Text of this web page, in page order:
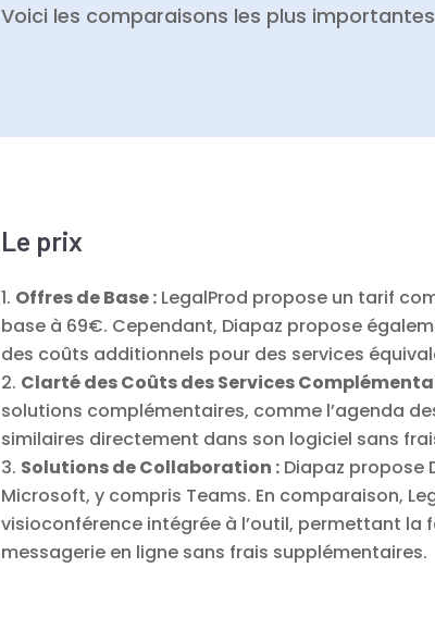
Voici les comparaisons les plus
Le prix
Offres de Base : LegalProd propose un tarif
base à 69€. Cependant, Diapaz propose
des coûts additionnels pour des services
Clarté des Coûts des Services
solutions complémentaires, comme l’agenda
similaires directement dans son logiciel sans
Solutions de Collaboration : Diapaz propose
Microsoft, y compris Teams. En comparaison,
visioconférence intégrée à l’outil, permettant
messagerie en ligne sans frais supplémentaires.